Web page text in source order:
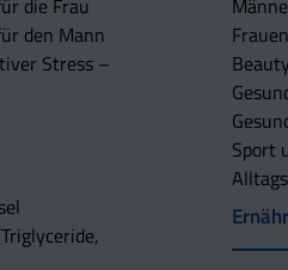
die Frau
den Mann
Stress –
Beauty
Sport